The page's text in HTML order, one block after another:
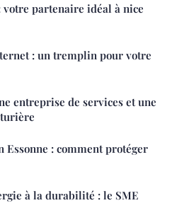
partenaire idéal à nice
: un tremplin pour votre
entreprise de services et une
Essonne : comment protéger
à la durabilité : le SME